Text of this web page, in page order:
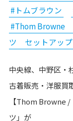
#トムブラウン
#Thom Browne
ツ セットアップ
中央線、中野区・
古着販売・洋服買
【Thom Browne
ツ」が